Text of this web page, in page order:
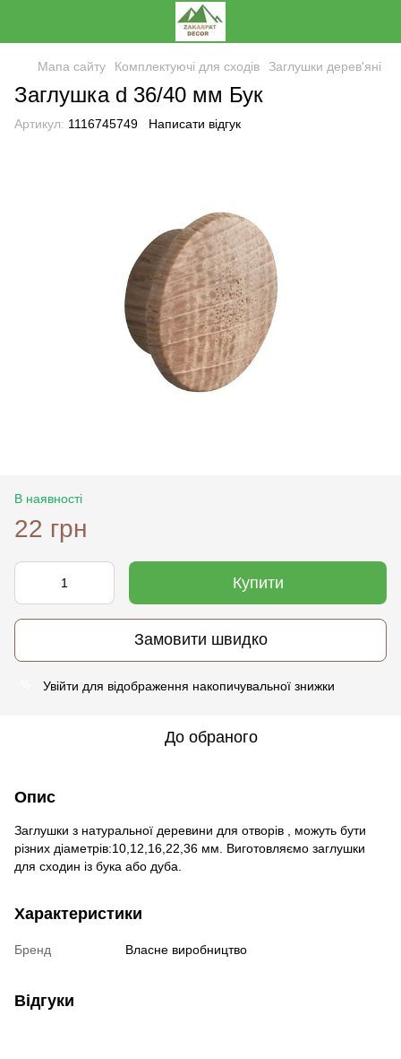
Мапа сайту Комплектуючі для сходів Заглушки дерев'яні
Заглушка d 36/40 мм Бук
Артикул: 1116745749 Написати відгук
В наявності
22 грн
Купити
Замовити швидко
Увійти для відображення накопичувальної знижки
До обраного
Опис
Заглушки з натуральної деревини для отворів , можуть бути
різних діаметрів:10,12,16,22,36 мм. Виготовляємо заглушки
для сходин із бука або дуба.
Характеристики
Бренд Власне виробництво
Відгуки